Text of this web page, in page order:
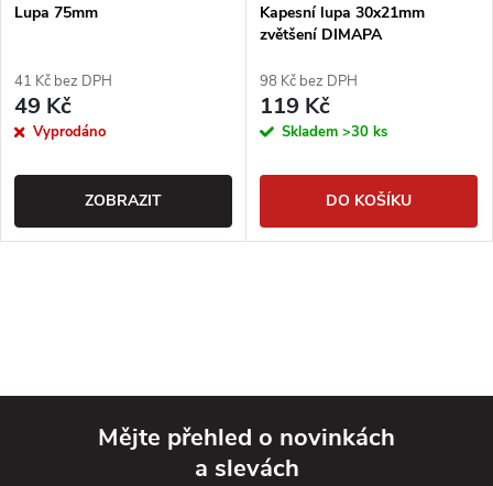
Lupa 75mm
41 Kč bez DPH
49 Kč
Vyprodáno
ZOBRAZIT
Kapesní lupa 30x21mm
zvětšení DIMAPA
98 Kč bez DPH
119 Kč
Skladem >30 ks
DO KOŠÍKU
Mějte přehled o novinkách
a slevách